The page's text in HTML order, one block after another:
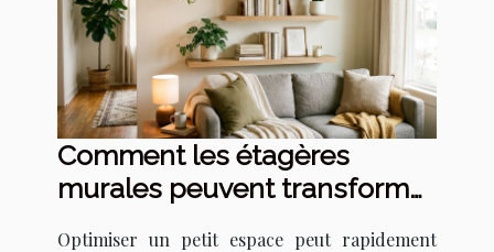
Comment les étagères
murales peuvent transformer
Optimiser un petit espace peut rapidement